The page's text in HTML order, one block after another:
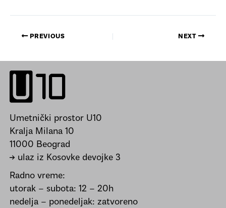
PREVIOUS NEXT
Umetnički prostor U10
Kralja Milana 10
11000 Beograd
→ ulaz iz Kosovke devojke 3
Radno vreme:
utorak – subota: 12 – 20h
nedelja – ponedeljak: zatvoreno